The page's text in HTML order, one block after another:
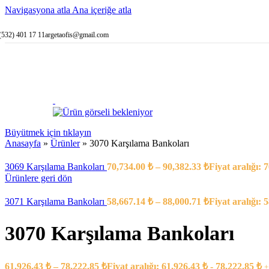
Navigasyona atla Ana içeriğe atla
401 17 11argetaofis@gmail.com
45°
Özelliklerine
Engelli
Ön Vitrin /
L Bankoya
Büyütmek için tıklayın
Anasayfa » Ürünler» 3070 Karşılama Bankoları
3069 Karşılama Bankoları 70,734.00 ₺ – 90,382.33 ₺Fiyat aralığı:
Ürünlere geri dön
3071 Karşılama Bankoları 58,667.14 ₺ – 88,000.71 ₺Fiyat aralığı:
3070 Karşılama Bankoları
61,926.43 ₺ – 78,222.85 ₺Fiyat aralığı: 61,926.43 ₺ - 78,222.85 ₺